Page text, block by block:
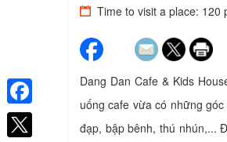
Time to visit a place: 120
Dang Dan Cafe & Kids
uống cafe vừa có những
đạp, bập bênh, thú nhún,...
Facebook